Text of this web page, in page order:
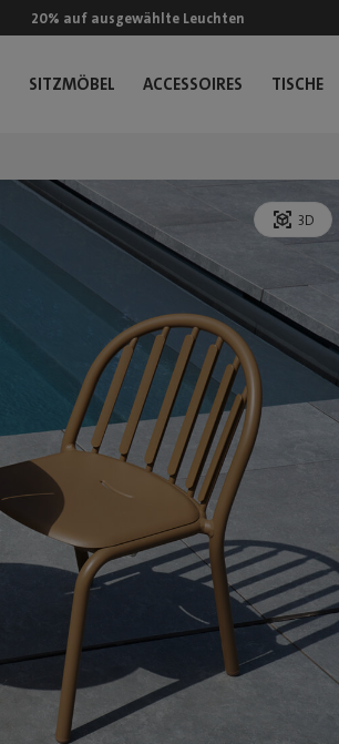
20% auf ausgewählte Leuchten
SITZMÖBEL ACCESSOIRES TISCHE
3D